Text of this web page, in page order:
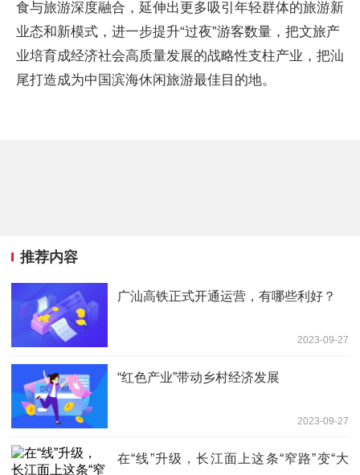
食与旅游深度融合，延伸出更多吸引年轻群体的旅游新
业态和新模式，进一步提升“过夜”游客数量，把文旅产
业培育成经济社会高质量发展的战略性支柱产业，把汕
尾打造成为中国滨海休闲旅游最佳目的地。
推荐内容
广汕高铁正式开通运营，有哪些利好？
2023-09-27
“红色产业”带动乡村经济发展
2023-09-27
在“线”升级，长江面上这条“窄路”变“大